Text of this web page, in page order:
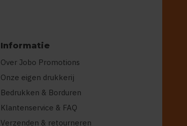
Informatie
Over Jobo Promotions
Onze eigen drukkerij
Bedrukken & Borduren
Klantenservice & FAQ
Verzenden & retourneren